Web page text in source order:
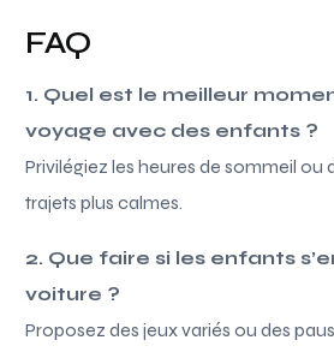
FAQ
1. Quel est le meilleur
voyage avec des enfants ?
Privilégiez les heures de sommeil ou
trajets plus calmes.
2. Que faire si les enfants
voiture ?
Proposez des jeux variés ou des